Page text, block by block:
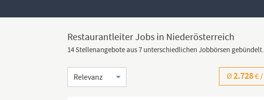
Restaurantleiter Jobs in Niederösterreich
14 Stellenangebote aus 7 unterschiedlichen Jobbörsen gebündelt.
Sortierung Ø2.728€ /